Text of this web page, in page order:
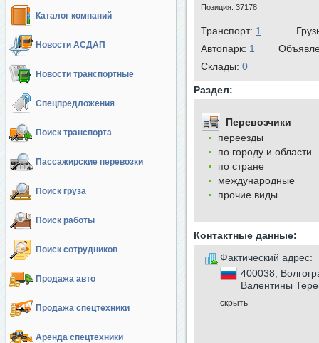
Каталог компаний
Новости АСДАП
Новости транспортные
Спецпредложения
Поиск транспорта
Пассажирские перевозки
Поиск груза
Поиск работы
Поиск сотрудников
Продажа авто
Продажа спецтехники
Аренда спецтехники
Позиция: 37178
Транспорт: 1
Автопарк: 1
Cклады: 0
Раздел:
Перевозчики
переезды
по городу и области
по стране
международные
прочие виды
Контактные данные:
Фактический адрес:
400038,
Валентины
скрыть